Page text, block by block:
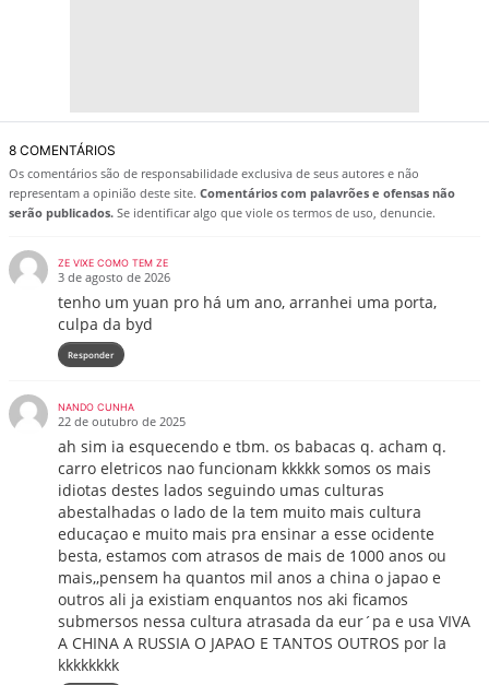
8 COMENTÁRIOS
Os comentários são de responsabilidade exclusiva de seus autores e não
representam a opinião deste site. Comentários com palavrões e ofensas não
serão publicados. Se identificar algo que viole os termos de uso, denuncie.
ZE VIXE COMO TEM ZE
3 de agosto de 2026
tenho um yuan pro há um ano, arranhei uma porta,
culpa da byd
Responder
NANDO CUNHA
22 de outubro de 2025
ah sim ia esquecendo e tbm. os babacas q. acham q.
carro eletricos nao funcionam kkkkk somos os mais
idiotas destes lados seguindo umas culturas
abestalhadas o lado de la tem muito mais cultura
educaçao e muito mais pra ensinar a esse ocidente
besta, estamos com atrasos de mais de 1000 anos ou
mais,,pensem ha quantos mil anos a china o japao e
outros ali ja existiam enquantos nos aki ficamos
submersos nessa cultura atrasada da eur´pa e usa VIVA
A CHINA A RUSSIA O JAPAO E TANTOS OUTROS por la
kkkkkkkk